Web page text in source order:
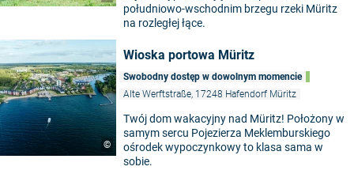
południowo-wschodnim brzegu rzeki Müritz
na rozległej łące.
©
Wioska portowa Müritz
Swobodny dostęp w dowolnym momencie
Alte Werftstraße, 17248 Hafendorf Müritz
Twój dom wakacyjny nad Müritz! Położony w
samym sercu Pojezierza Meklemburskiego
ośrodek wypoczynkowy to klasa sama w
sobie.